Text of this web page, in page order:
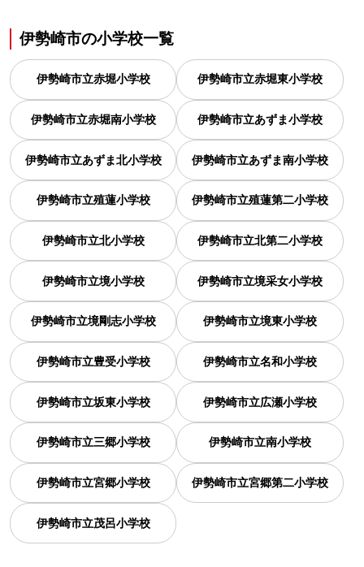
伊勢崎市の小学校一覧
伊勢崎市立赤堀小学校 伊勢崎市立赤堀東小学校
伊勢崎市立赤堀南小学校 伊勢崎市立あずま小学校
伊勢崎市立あずま北小学校 伊勢崎市立あずま南小学校
伊勢崎市立殖蓮小学校 伊勢崎市立殖蓮第二小学校
伊勢崎市立北小学校 伊勢崎市立北第二小学校
伊勢崎市立境小学校 伊勢崎市立境采女小学校
伊勢崎市立境剛志小学校 伊勢崎市立境東小学校
伊勢崎市立豊受小学校 伊勢崎市立名和小学校
伊勢崎市立坂東小学校 伊勢崎市立広瀬小学校
伊勢崎市立三郷小学校 伊勢崎市立南小学校
伊勢崎市立宮郷小学校 伊勢崎市立宮郷第二小学校
伊勢崎市立茂呂小学校